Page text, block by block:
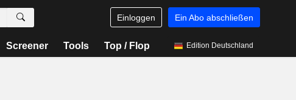
Einloggen Ein Abo abschließen
Screener Tools Top / Flop Edition Deutschland